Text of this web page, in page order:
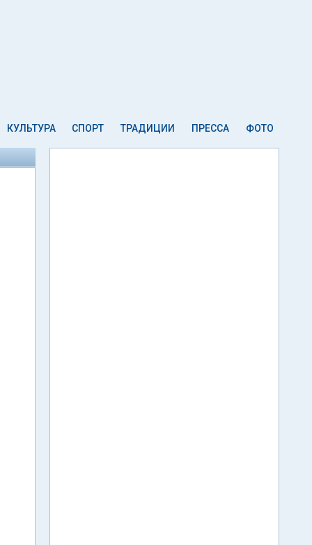
КУЛЬТУРА СПОРТ ТРАДИЦИИ ПРЕССА ФОТО